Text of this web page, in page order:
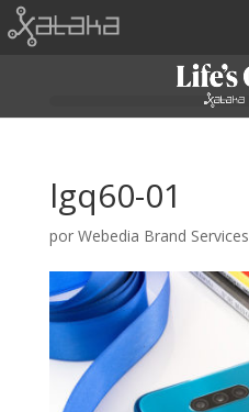
lgq60-01
por Webedia Brand Services